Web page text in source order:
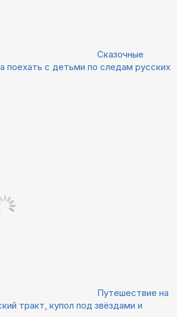
Сказочные
поехать с детьми по следам русских
Путешествие на
тракт, купол под звёздами и